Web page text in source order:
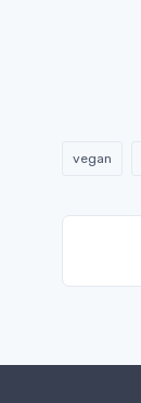
vegan